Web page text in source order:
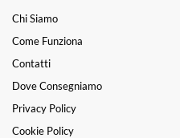
Chi Siamo
Come Funziona
Contatti
Dove Consegniamo
Privacy Policy
Cookie Policy